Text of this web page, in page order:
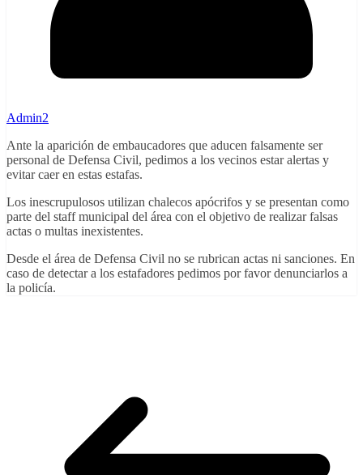
Admin2
Ante la aparición de embaucadores que aducen falsamente ser
personal de Defensa Civil, pedimos a los vecinos estar alertas y
evitar caer en estas estafas.
Los inescrupulosos utilizan chalecos apócrifos y se presentan como
parte del staff municipal del área con el objetivo de realizar falsas
actas o multas inexistentes.
Desde el área de Defensa Civil no se rubrican actas ni sanciones. En
caso de detectar a los estafadores pedimos por favor denunciarlos a
la policía.